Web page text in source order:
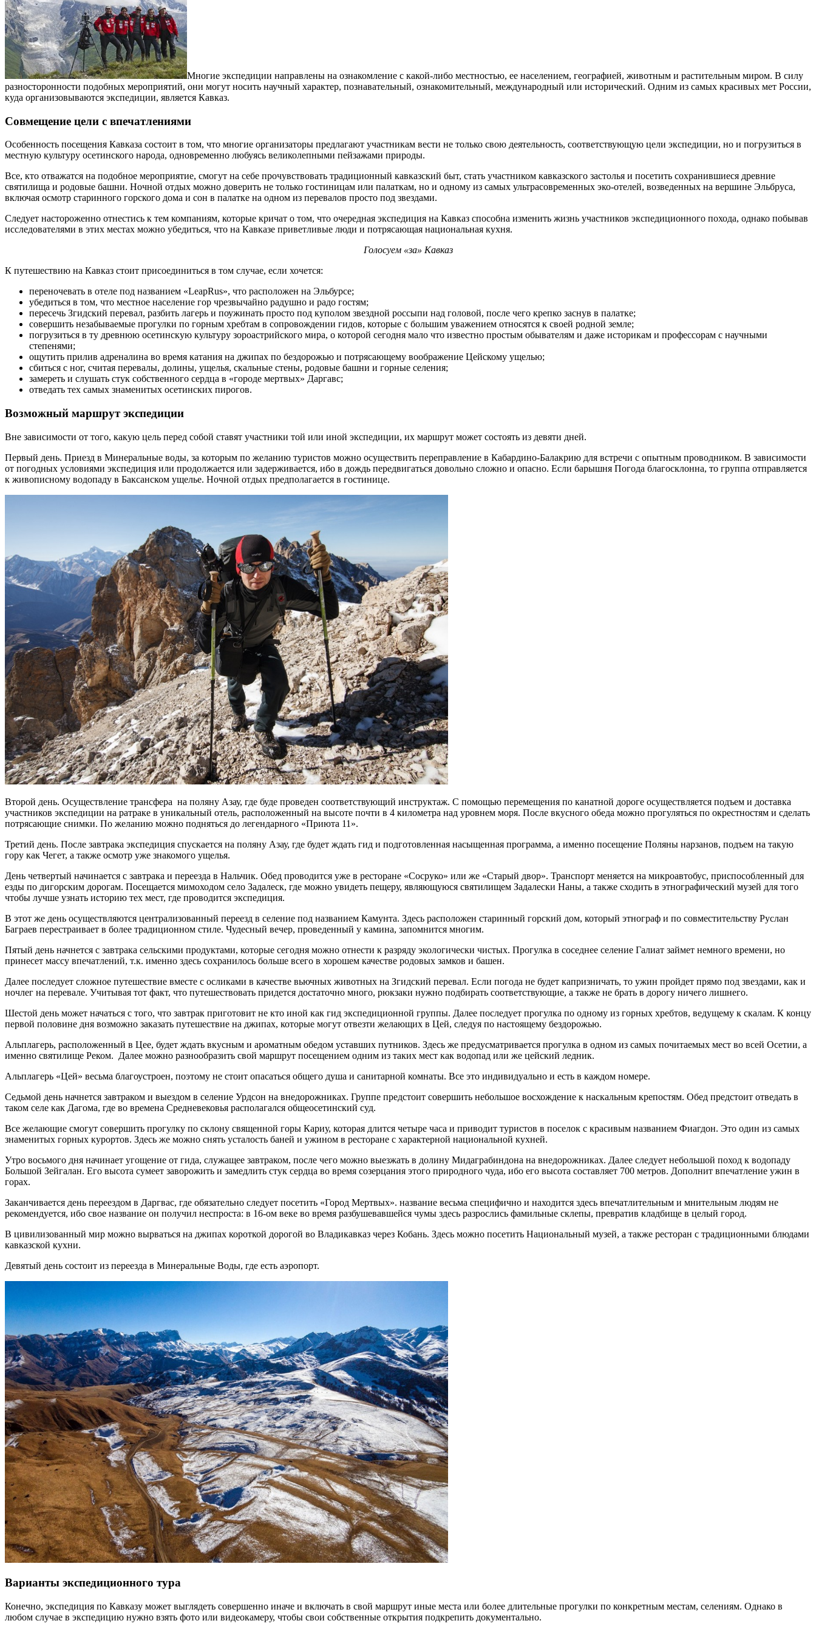
Многие экспедиции направлены на ознакомление с какой-либо местностью, ее населением, географией, животным и растительным миром. В силу
разносторонности подобных мероприятий, они могут носить научный характер, познавательный, ознакомительный, международный или исторический. Одним из самых красивых мет России,
куда организовываются экспедиции, является Кавказ.
Совмещение цели с впечатлениями
Особенность посещения Кавказа состоит в том, что многие организаторы предлагают участникам вести не только свою деятельность, соответствующую цели экспедиции, но и погрузиться в
местную культуру осетинского народа, одновременно любуясь великолепными пейзажами природы.
Все, кто отважатся на подобное мероприятие, смогут на себе прочувствовать традиционный кавказский быт, стать участником кавказского застолья и посетить сохранившиеся древние
святилища и родовые башни. Ночной отдых можно доверить не только гостиницам или палаткам, но и одному из самых ультрасовременных эко-отелей, возведенных на вершине Эльбруса,
включая осмотр старинного горского дома и сон в палатке на одном из перевалов просто под звездами.
Следует настороженно отнестись к тем компаниям, которые кричат о том, что очередная экспедиция на Кавказ способна изменить жизнь участников экспедиционного похода, однако побывав
исследователями в этих местах можно убедиться, что на Кавказе приветливые люди и потрясающая национальная кухня.
Голосуем «за» Кавказ
К путешествию на Кавказ стоит присоединиться в том случае, если хочется:
переночевать в отеле под названием «LeapRus», что расположен на Эльбурсе;
убедиться в том, что местное население гор чрезвычайно радушно и радо гостям;
пересечь Згидский перевал, разбить лагерь и поужинать просто под куполом звездной россыпи над головой, после чего крепко заснув в палатке;
совершить незабываемые прогулки по горным хребтам в сопровождении гидов, которые с большим уважением относятся к своей родной земле;
погрузиться в ту древнюю осетинскую культуру зороастрийского мира, о которой сегодня мало что известно простым обывателям и даже историкам и профессорам с научными
степенями;
ощутить прилив адреналина во время катания на джипах по бездорожью и потрясающему воображение Цейскому ущелью;
сбиться с ног, считая перевалы, долины, ущелья, скальные стены, родовые башни и горные селения;
замереть и слушать стук собственного сердца в «городе мертвых» Даргавс;
отведать тех самых знаменитых осетинских пирогов.
Возможный маршрут экспедиции
Вне зависимости от того, какую цель перед собой ставят участники той или иной экспедиции, их маршрут может состоять из девяти дней.
Первый день. Приезд в Минеральные воды, за которым по желанию туристов можно осуществить переправление в Кабардино-Балакрию для встречи с опытным проводником. В зависимости
от погодных условиями экспедиция или продолжается или задерживается, ибо в дождь передвигаться довольно сложно и опасно. Если барышня Погода благосклонна, то группа отправляется
к живописному водопаду в Баксанском ущелье. Ночной отдых предполагается в гостинице.
Второй день. Осуществление трансфера на поляну Азау, где буде проведен соответствующий инструктаж. С помощью перемещения по канатной дороге осуществляется подъем и доставка
участников экспедиции на ратраке в уникальный отель, расположенный на высоте почти в 4 километра над уровнем моря. После вкусного обеда можно прогуляться по окрестностям и сделать
потрясающие снимки. По желанию можно подняться до легендарного «Приюта 11».
Третий день. После завтрака экспедиция спускается на поляну Азау, где будет ждать гид и подготовленная насыщенная программа, а именно посещение Поляны нарзанов, подъем на такую
гору как Чегет, а также осмотр уже знакомого ущелья.
День четвертый начинается с завтрака и переезда в Нальчик. Обед проводится уже в ресторане «Сосруко» или же «Старый двор». Транспорт меняется на микроавтобус, приспособленный для
езды по дигорским дорогам. Посещается мимоходом село Задалеск, где можно увидеть пещеру, являющуюся святилищем Задалески Наны, а также сходить в этнографический музей для того
чтобы лучше узнать историю тех мест, где проводится экспедиция.
В этот же день осуществляются централизованный переезд в селение под названием Камунта. Здесь расположен старинный горский дом, который этнограф и по совместительству Руслан
Баграев перестраивает в более традиционном стиле. Чудесный вечер, проведенный у камина, запомнится многим.
Пятый день начнется с завтрака сельскими продуктами, которые сегодня можно отнести к разряду экологически чистых. Прогулка в соседнее селение Галиат займет немного времени, но
принесет массу впечатлений, т.к. именно здесь сохранилось больше всего в хорошем качестве родовых замков и башен.
Далее последует сложное путешествие вместе с осликами в качестве вьючных животных на Згидский перевал. Если погода не будет капризничать, то ужин пройдет прямо под звездами, как и
ночлег на перевале. Учитывая тот факт, что путешествовать придется достаточно много, рюкзаки нужно подбирать соответствующие, а также не брать в дорогу ничего лишнего.
Шестой день может начаться с того, что завтрак приготовит не кто иной как гид экспедиционной группы. Далее последует прогулка по одному из горных хребтов, ведущему к скалам. К концу
первой половине дня возможно заказать путешествие на джипах, которые могут отвезти желающих в Цей, следуя по настоящему бездорожью.
Альплагерь, расположенный в Цее, будет ждать вкусным и ароматным обедом уставших путников. Здесь же предусматривается прогулка в одном из самых почитаемых мест во всей Осетии, а
именно святилище Реком. Далее можно разнообразить свой маршрут посещением одним из таких мест как водопад или же цейский ледник.
Альплагерь «Цей» весьма благоустроен, поэтому не стоит опасаться общего душа и санитарной комнаты. Все это индивидуально и есть в каждом номере.
Седьмой день начнется завтраком и выездом в селение Урдсон на внедорожниках. Группе предстоит совершить небольшое восхождение к наскальным крепостям. Обед предстоит отведать в
таком селе как Дагома, где во времена Средневековья располагался общеосетинский суд.
Все желающие смогут совершить прогулку по склону священной горы Кариу, которая длится четыре часа и приводит туристов в поселок с красивым названием Фиагдон. Это один из самых
знаменитых горных курортов. Здесь же можно снять усталость баней и ужином в ресторане с характерной национальной кухней.
Утро восьмого дня начинает угощение от гида, служащее завтраком, после чего можно выезжать в долину Мидаграбиндона на внедорожниках. Далее следует небольшой поход к водопаду
Большой Зейгалан. Его высота сумеет заворожить и замедлить стук сердца во время созерцания этого природного чуда, ибо его высота составляет 700 метров. Дополнит впечатление ужин в
горах.
Заканчивается день переездом в Даргвас, где обязательно следует посетить «Город Мертвых». название весьма специфично и находится здесь впечатлительным и мнительным людям не
рекомендуется, ибо свое название он получил неспроста: в 16-ом веке во время разбушевавшейся чумы здесь разрослись фамильные склепы, превратив кладбище в целый город.
В цивилизованный мир можно вырваться на джипах короткой дорогой во Владикавказ через Кобань. Здесь можно посетить Национальный музей, а также ресторан с традиционными блюдами
кавказской кухни.
Девятый день состоит из переезда в Минеральные Воды, где есть аэропорт.
Варианты экспедиционного тура
Конечно, экспедиция по Кавказу может выглядеть совершенно иначе и включать в свой маршрут иные места или более длительные прогулки по конкретным местам, селениям. Однако в
любом случае в экспедицию нужно взять фото или видеокамеру, чтобы свои собственные открытия подкрепить документально.